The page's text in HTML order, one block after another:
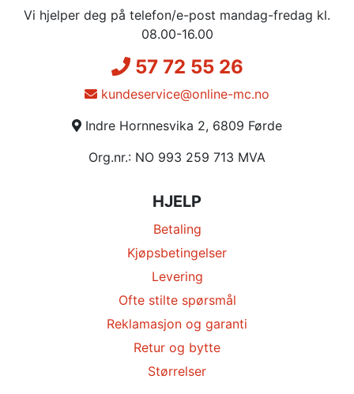
Vi hjelper deg på telefon/e-post mandag-fredag kl.
08.00-16.00
57 72 55 26
kundeservice@online-mc.no
Indre Hornnesvika 2, 6809 Førde
Org.nr.: NO 993 259 713 MVA
HJELP
Betaling
Kjøpsbetingelser
Levering
Ofte stilte spørsmål
Reklamasjon og garanti
Retur og bytte
Størrelser